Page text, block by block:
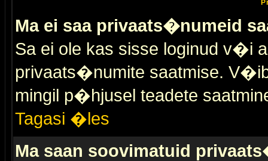
Ma ei saa privaats�numeid
Sa ei ole kas sisse loginud v�i
privaats�numite saatmise.
mingil p�hjusel teadete
Tagasi �les
Ma saan soovimatuid